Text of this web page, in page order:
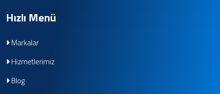
Hızlı Menü
Markalar
Hizmetlerimiz
Blog